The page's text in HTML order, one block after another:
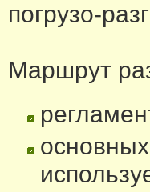
погрузо-
Маршрут